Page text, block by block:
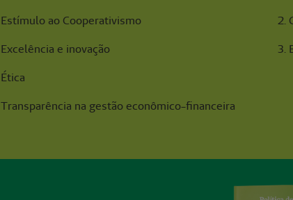
Estímulo ao Cooperativismo
Excelência e inovação
Ética
Transparência na gestão econômico-financeira